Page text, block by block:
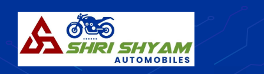
content